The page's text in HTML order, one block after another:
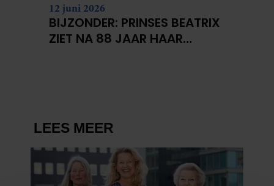
12 juni 2026
BIJZONDER: PRINSES BEATRIX
ZIET NA 88 JAAR HAAR